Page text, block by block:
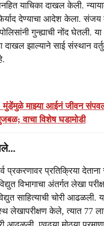
याचिका दाखल केली.
देण्याचा आदेश केला. संजय
गुन्ह्याची नोंद घेतली. या
दाखल झाल्याने साई संस्थान
माझ्या आईनं जीवन
वाचा विशेष घडामोडी
प्रकरणावर प्रतिक्रिया देताना
विभागाचा अंतर्गत लेखा
साहित्याची चोरी आढळली.
लेखापरीक्षण केले, त्यात 77